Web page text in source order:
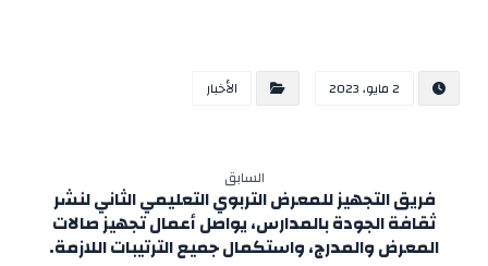
2 مايو، 2023 الأخبار
السابق
فريق التجهيز للمعرض التربوي التعليمي الثاني لنشر
ثقافة الجودة بالمدارس، يواصل أعمال تجهيز صالات
المعرض والمدرج، واستكمال جميع الترتيبات اللازمة.